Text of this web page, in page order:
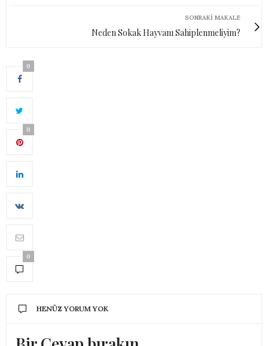
SONRAKI MAKALE
Neden Sokak Hayvanı Sahiplenmeliyim?
0
0
0
HENÜZ YORUM YOK